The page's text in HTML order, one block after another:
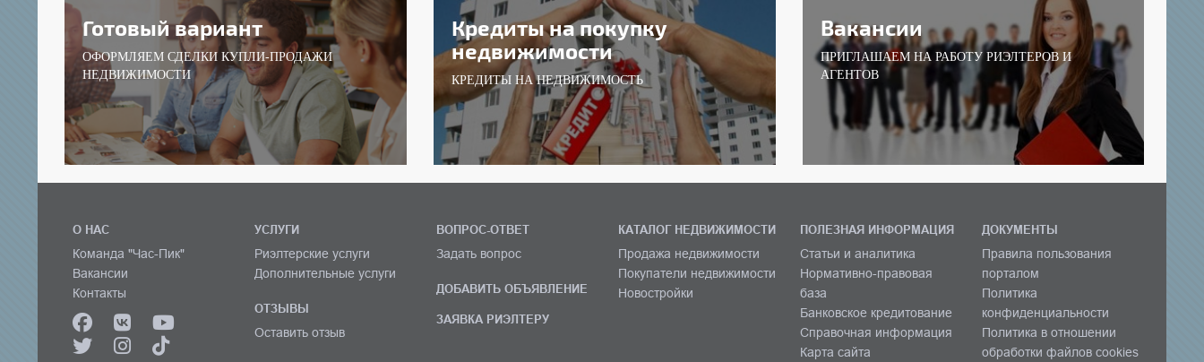
Готовый вариант
ОФОРМЛЯЕМ СДЕЛКИ КУПЛИ-ПРОДАЖИ
НЕДВИЖИМОСТИ
Кредиты на покупку
недвижимости
КРЕДИТЫ НА НЕДВИЖИМОСТЬ
Вакансии
ПРИГЛАШАЕМ НА РАБОТУ РИЭЛТЕРОВ И
АГЕНТОВ
О НАС
Команда "Час-Пик"
Вакансии
Контакты
УСЛУГИ
Риэлтерские услуги
Дополнительные услуги
ОТЗЫВЫ
Оставить отзыв
ВОПРОС-ОТВЕТ
Задать вопрос
ДОБАВИТЬ ОБЪЯВЛЕНИЕ
ЗАЯВКА РИЭЛТЕРУ
КАТАЛОГ НЕДВИЖИМОСТИ
Продажа недвижимости
Покупатели недвижимости
Новостройки
ПОЛЕЗНАЯ ИНФОРМАЦИЯ
Статьи и аналитика
Нормативно-правовая
база
Банковское кредитование
Справочная информация
Карта сайта
ДОКУМЕНТЫ
Правила пользования
порталом
Политика
конфиденциальности
Политика в отношении
обработки файлов cookies